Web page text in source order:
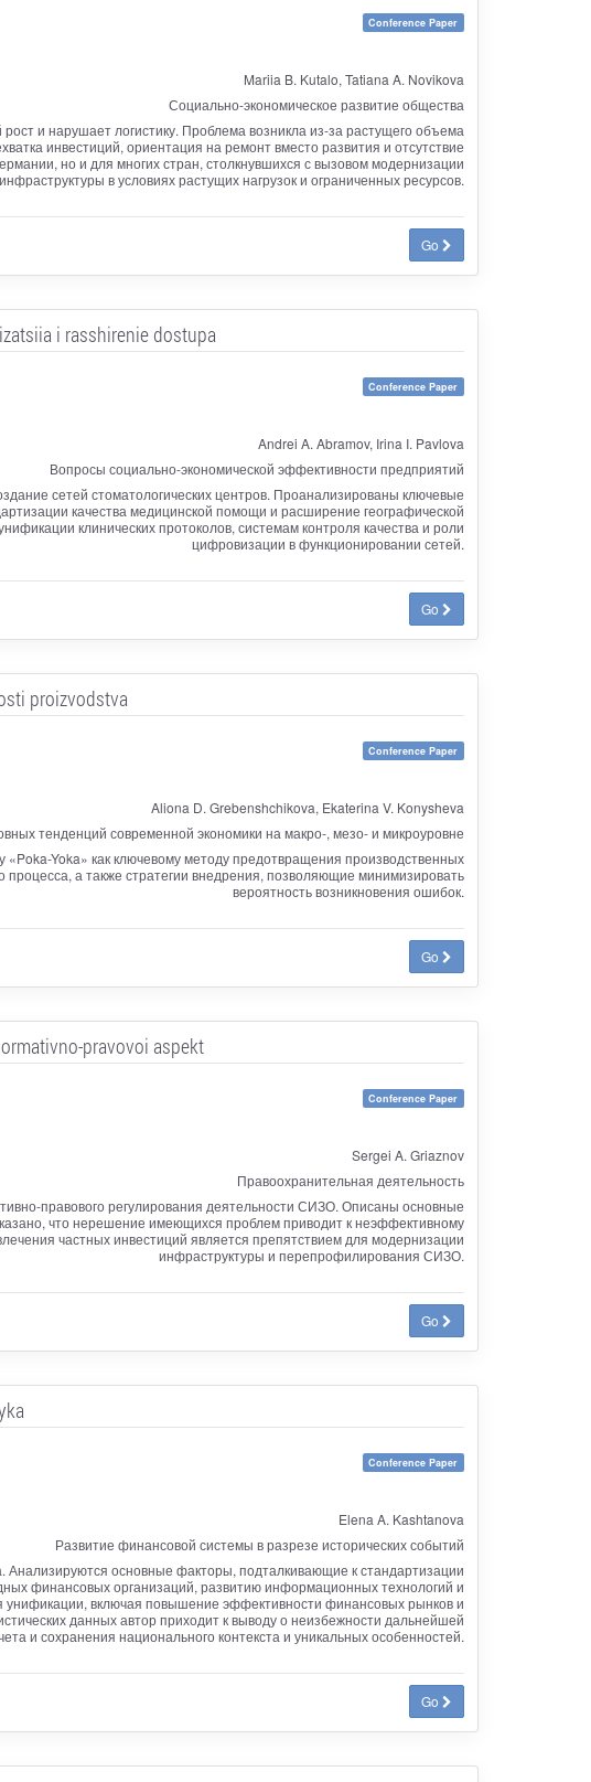
Conference Paper
Mariia B. Kutalo, Tatiana A. Novikova
Социально-экономическое развитие общества
и нарушает логистику. Проблема возникла из-за растущего объема
инвестиций, ориентация на ремонт вместо развития и отсутствие
но и для многих стран, столкнувшихся с вызовом модернизации
в условиях растущих нагрузок и ограниченных ресурсов.
Go
i rasshirenie dostupa
Conference Paper
Andrei A. Abramov, Irina I. Pavlova
Вопросы социально-экономической эффективности предприятий
сетей стоматологических центров. Проанализированы ключевые
качества медицинской помощи и расширение географической
клинических протоколов, системам контроля качества и роли
цифровизации в функционировании сетей.
Go
proizvodstva
Conference Paper
Aliona D. Grebenshchikova, Ekaterina V. Konysheva
тенденций современной экономики на макро-, мезо- и микроуровне
Yoka» как ключевому методу предотвращения производственных
а также стратегии внедрения, позволяющие минимизировать
вероятность возникновения ошибок.
Go
pravovoi aspekt
Conference Paper
Sergei A. Griaznov
Правоохранительная деятельность
правового регулирования деятельности СИЗО. Описаны основные
что нерешение имеющихся проблем приводит к неэффективному
частных инвестиций является препятствием для модернизации
инфраструктуры и перепрофилирования СИЗО.
Go
Conference Paper
Elena A. Kashtanova
Развитие финансовой системы в разрезе исторических событий
Анализируются основные факторы, подталкивающие к стандартизации
финансовых организаций, развитию информационных технологий и
унификации, включая повышение эффективности финансовых рынков и
данных автор приходит к выводу о неизбежности дальнейшей
и сохранения национального контекста и уникальных особенностей.
Go